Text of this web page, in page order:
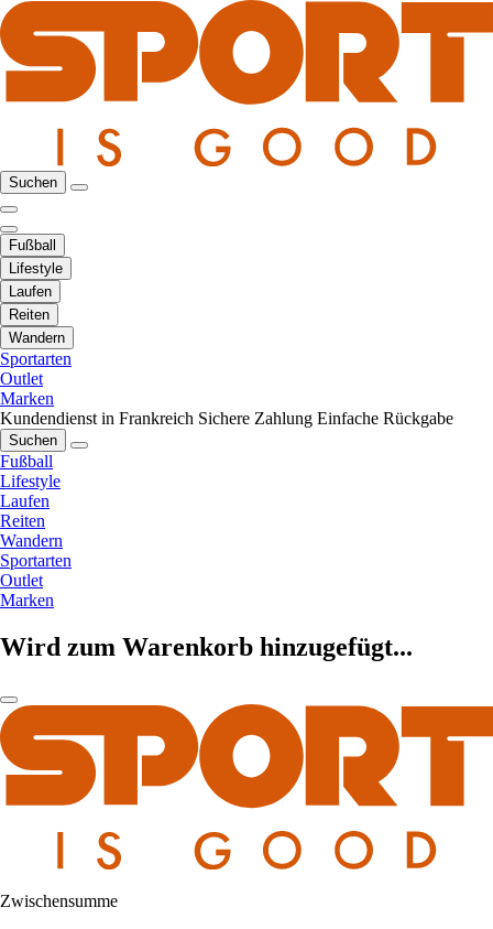
Suchen
Fußball
Lifestyle
Laufen
Reiten
Wandern
Sportarten
Outlet
Marken
Kundendienst in Frankreich Sichere Zahlung Einfache Rückgabe
Suchen
Fußball
Lifestyle
Laufen
Reiten
Wandern
Sportarten
Outlet
Marken
Wird zum Warenkorb hinzugefügt...
Zwischensumme